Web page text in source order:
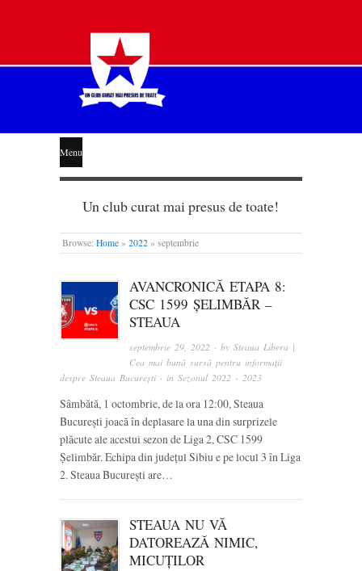
STEAUA
LIBERĂ
Menu
Un club curat mai presus de toate!
Browse: Home » 2022 » septembrie
AVANCRONICĂ ETAPA 8:
CSC 1599 ȘELIMBĂR –
STEAUA
septembrie 29, 2022 · bySteaua Libera |
Cea mai bună sursă pentru informații
despre Steaua București · in Sezonul 2022 - 2023
Sâmbătă, 1 octombrie, de la ora 12:00, Steaua
București joacă în deplasare la una din surprizele
plăcute ale acestui sezon de Liga 2, CSC 1599
Șelimbăr. Echipa din județul Sibiu e pe locul 3 în Liga
2. Steaua București are…
STEAUA NU VĂ
DATOREAZĂ NIMIC,
MICUȚILOR